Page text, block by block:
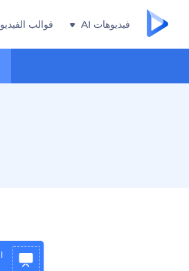
فيديوهات AI قوالب الفيديو